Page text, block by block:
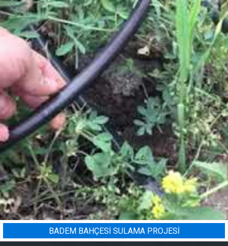
BADEM BAHÇESI SULAMA PROJESI